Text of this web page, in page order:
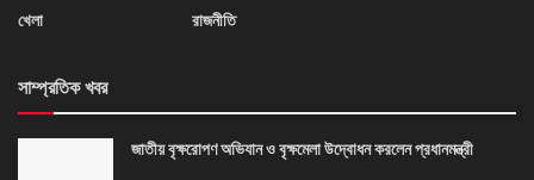
খেলা
রাজনীতি
সাম্প্রতিক খবর
জাতীয় বৃক্ষরোপণ অভিযান ও বৃক্ষমেলা উদ্বোধন করলেন প্রধানমন্ত্রী